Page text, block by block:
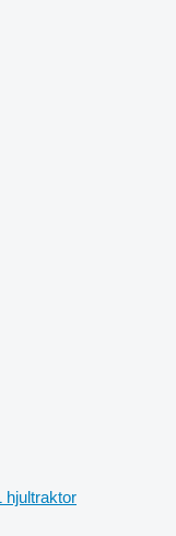
hjultraktor